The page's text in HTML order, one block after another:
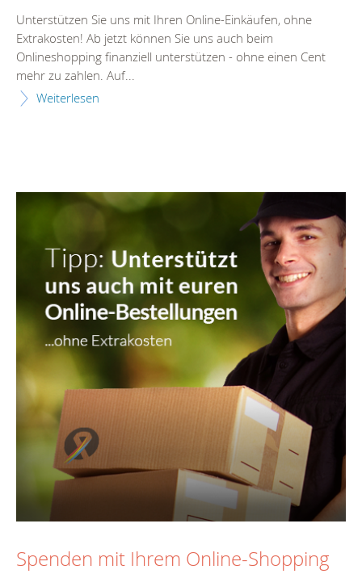
Unterstützen Sie uns mit Ihren Online-Einkäufen, ohne
Extrakosten! Ab jetzt können Sie uns auch beim
Onlineshopping finanziell unterstützen - ohne einen Cent
mehr zu zahlen. Auf...
Weiterlesen
Spenden mit Ihrem Online-Shopping